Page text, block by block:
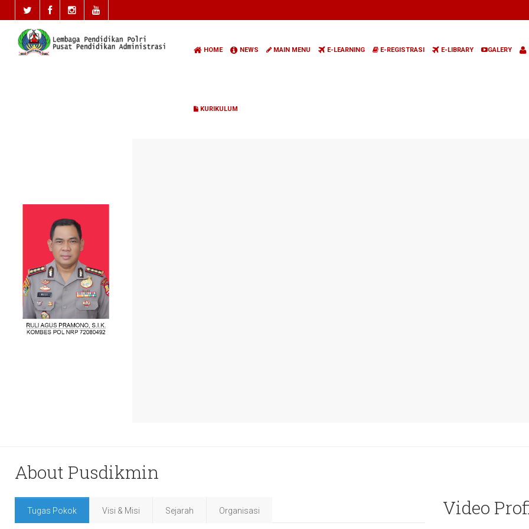
HOME NEWS MAIN MENU E-LEARNING E-REGISTRASI E-LIBRARY GALERY
KURIKULUM
About Pusdikmin
Tugas Pokok Visi & Misi Sejarah Organisasi Video